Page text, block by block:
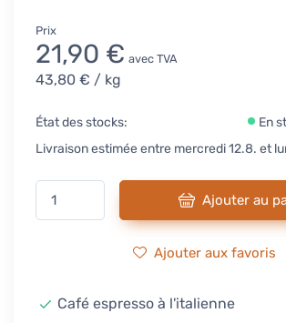
Prix
21,90 € avec TVA
43,80 € / kg
État des stocks:
En
Livraison estimée entre mercredi 12.8. et
Ajouter au
Ajouter aux favoris
Café espresso à l'italienne